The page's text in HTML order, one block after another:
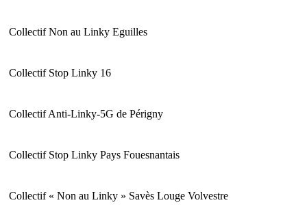
Collectif Non au Linky Eguilles
Collectif Stop Linky 16
Collectif Anti-Linky-5G de Périgny
Collectif Stop Linky Pays Fouesnantais
Collectif « Non au Linky » Savès Louge Volvestre